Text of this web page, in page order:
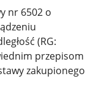
nr 6502 o
(RG:
przepisom
zakupionego